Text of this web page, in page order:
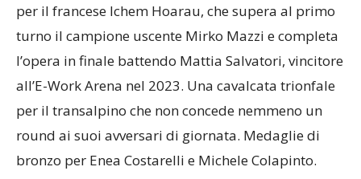
per il francese Ichem Hoarau, che supera al primo
turno il campione uscente Mirko Mazzi e completa
l’opera in finale battendo Mattia Salvatori, vincitore
all’E-Work Arena nel 2023. Una cavalcata trionfale
per il transalpino che non concede nemmeno un
round ai suoi avversari di giornata. Medaglie di
bronzo per Enea Costarelli e Michele Colapinto.